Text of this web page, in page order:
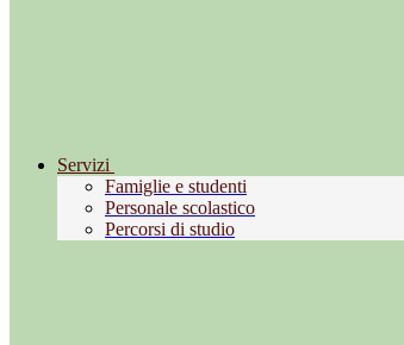
Servizi
Famiglie e studenti
Personale scolastico
Percorsi di studio